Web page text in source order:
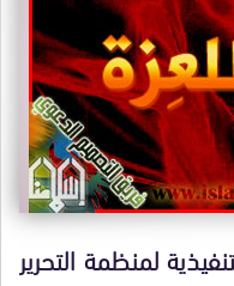
لمنظمة التحرير